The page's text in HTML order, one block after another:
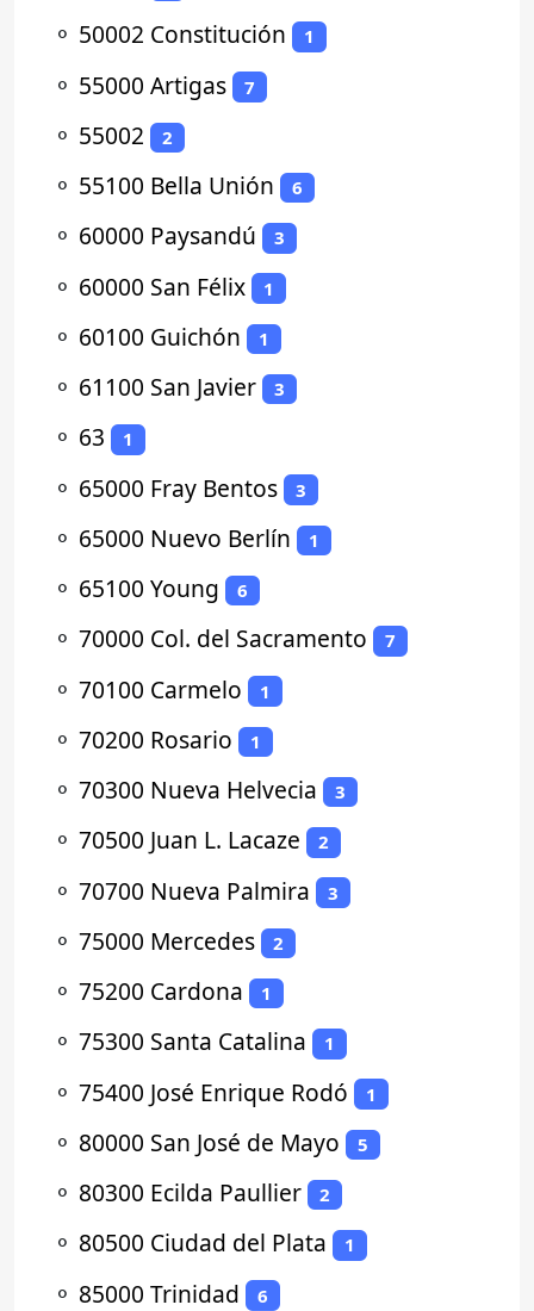
⚬ 50002 Constitución 1
⚬ 55000 Artigas 7
⚬ 55002 2
⚬ 55100 Bella Unión 6
⚬ 60000 Paysandú 3
⚬ 60000 San Félix 1
⚬ 60100 Guichón 1
⚬ 61100 San Javier 3
⚬ 63 1
⚬ 65000 Fray Bentos 3
⚬ 65000 Nuevo Berlín 1
⚬ 65100 Young 6
⚬ 70000 Col. del Sacramento 7
⚬ 70100 Carmelo 1
⚬ 70200 Rosario 1
⚬ 70300 Nueva Helvecia 3
⚬ 70500 Juan L. Lacaze 2
⚬ 70700 Nueva Palmira 3
⚬ 75000 Mercedes 2
⚬ 75200 Cardona 1
⚬ 75300 Santa Catalina 1
⚬ 75400 José Enrique Rodó 1
⚬ 80000 San José de Mayo 5
⚬ 80300 Ecilda Paullier 2
⚬ 80500 Ciudad del Plata 1
⚬ 85000 Trinidad 6